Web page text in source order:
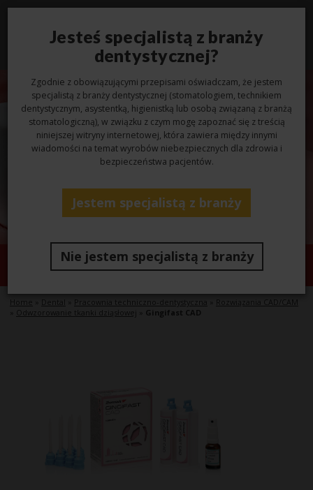
Gingifast CAD
Home Pracownia techniczno-dentystyczna
Rozwiązania CAD/CAM
Odwzorowanie tkanki dziąsłowej Gingifast CAD
Jesteś specjalistą z branży
dentystycznej?
Zgodnie z obowiązującymi przepisami oświadczam, że jestem
specjalistą z branży dentystycznej (stomatologiem, technikiem
dentystycznym, asystentką, higienistką lub osobą związaną z branżą
stomatologiczną), w związku z czym mogę zapoznać się z treścią
niniejszej witryny internetowej, która zawiera między innymi
wiadomości na temat wyrobów niebezpiecznych dla zdrowia i
bezpieczeństwa pacjentów.
Jestem specjalistą z branży
Nie jestem specjalistą z branży